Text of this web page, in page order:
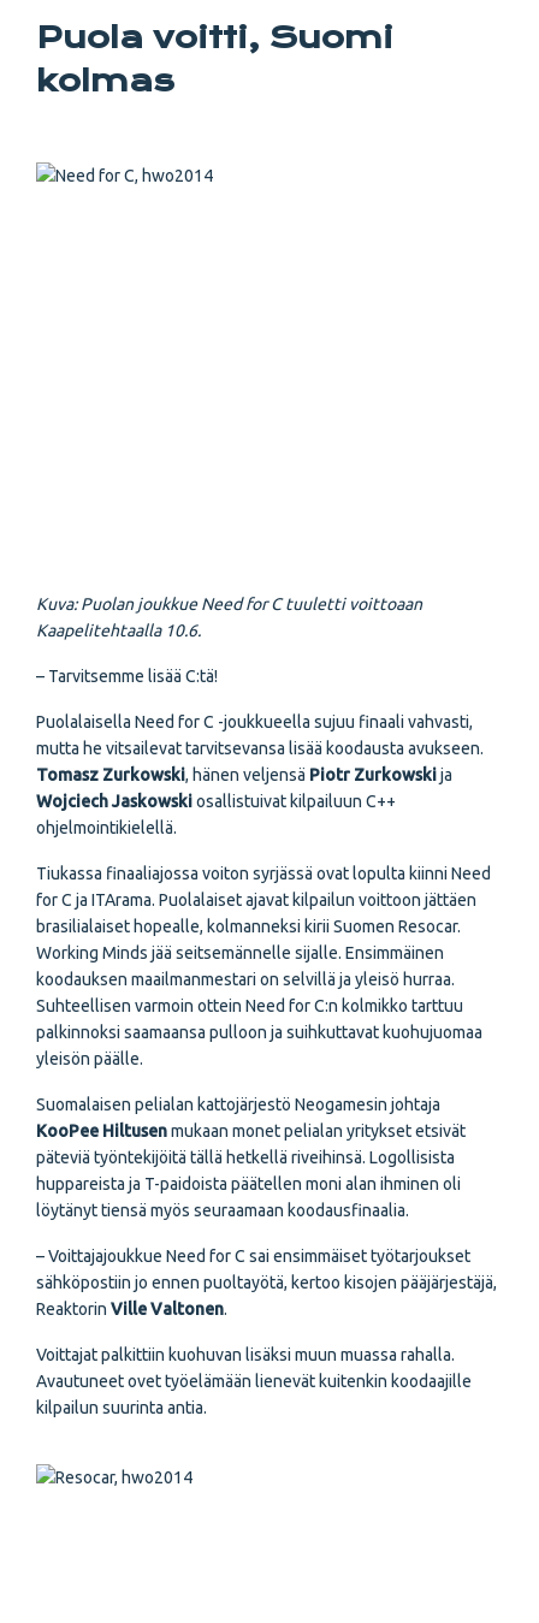
Puola voitti, Suomi
kolmas
Kuva: Puolan joukkue Need for C tuuletti voittoaan
Kaapelitehtaalla 10.6.
– Tarvitsemme lisää C:tä!
Puolalaisella Need for C -joukkueella sujuu finaali vahvasti,
mutta he vitsailevat tarvitsevansa lisää koodausta avukseen.
Tomasz Zurkowski, hänen veljensä Piotr Zurkowskija
Wojciech Jaskowskiosallistuivat kilpailuun C++
ohjelmointikielellä.
Tiukassa finaaliajossa voiton syrjässä ovat lopulta kiinni Need
for C ja ITArama. Puolalaiset ajavat kilpailun voittoon jättäen
brasilialaiset hopealle, kolmanneksi kirii Suomen Resocar.
Working Minds jää seitsemännelle sijalle. Ensimmäinen
koodauksen maailmanmestari on selvillä ja yleisö hurraa.
Suhteellisen varmoin ottein Need for C:n kolmikko tarttuu
palkinnoksi saamaansa pulloon ja suihkuttavat kuohujuomaa
yleisön päälle.
Suomalaisen pelialan kattojärjestö Neogamesin johtaja
KooPee Hiltusenmukaan monet pelialan yritykset etsivät
päteviä työntekijöitä tällä hetkellä riveihinsä. Logollisista
huppareista ja T-paidoista päätellen moni alan ihminen oli
löytänyt tiensä myös seuraamaan koodausfinaalia.
– Voittajajoukkue Need for C sai ensimmäiset työtarjoukset
sähköpostiin jo ennen puoltayötä, kertoo kisojen pääjärjestäjä,
Reaktorin Ville Valtonen.
Voittajat palkittiin kuohuvan lisäksi muun muassa rahalla.
Avautuneet ovet työelämään lienevät kuitenkin koodaajille
kilpailun suurinta antia.